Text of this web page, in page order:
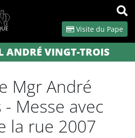
Visite du Pape
OK
ANDRÉ VINGT-TROIS
Mgr André
Messe avec
la rue 2007